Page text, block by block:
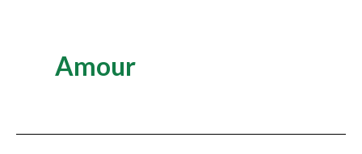
Amour